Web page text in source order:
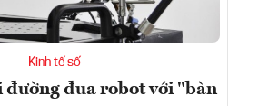
Kinh tế số
đua robot với "bàn